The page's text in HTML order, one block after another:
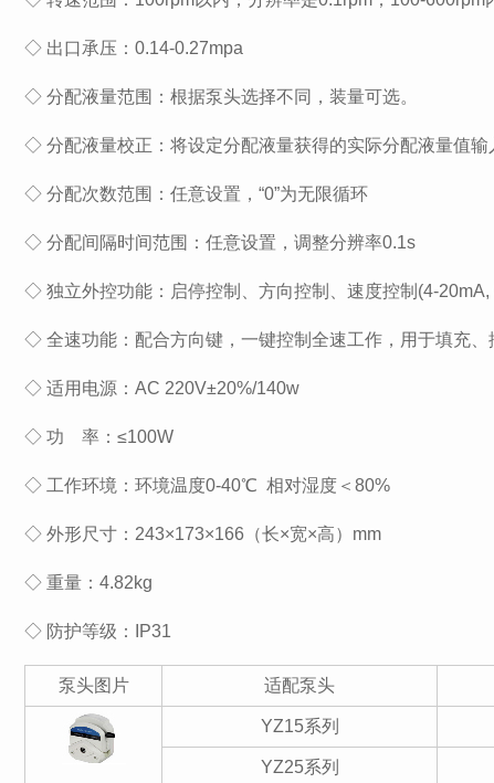
◇ 出口承压：0.14-0.27mpa
◇ 分配液量范围：根据泵头选择不同，装量可选。
◇ 分配液量校正：将设定分配液量获得的实际分配液量值输
◇ 分配次数范围：任意设置，“0”为无限循环
◇ 分配间隔时间范围：任意设置，调整分辨率0.1s
◇ 独立外控功能：启停控制、方向控制、速度控制(4-
◇ 全速功能：配合方向键，一键控制全速工作，用于填充、
◇ 适用电源：AC 220V±20%/140w
◇ 功 率：≤100W
◇ 工作环境：环境温度0-40℃ 相对湿度＜80%
◇ 外形尺寸：243×173×166（长×宽×高）mm
◇ 重量：4.82kg
◇ 防护等级：IP31
泵头图片 适配泵头
YZ15系列
YZ25系列